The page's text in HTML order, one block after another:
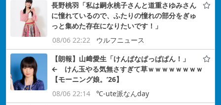
長野桃羽「私は嗣永桃子さんと道重さゆみさん
に憧れているので、ふたりの憧れの部分をぎゅ
っと集めた存在になりたいです！」
08/06 22:22
ウルフニュース
【朗報】山﨑愛生「けんぱなぱっぱぱん！」
← けん玉やる気無さすぎて草ｗｗｗｗｗｗｗｗ
【モーニング娘。’26】
08/06 22:14
℃-ute派なんday